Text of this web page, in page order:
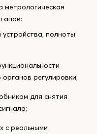
метрологическая
полноты
регулировки;
для снятия
с реальными